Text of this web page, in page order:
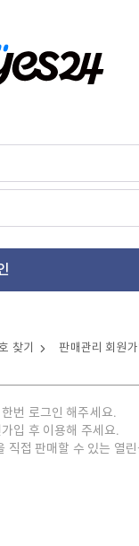
찾기 판매관리 회원가
번 로그인 해주세요.
입 후 이용해 주세요.
직접 판매할 수 있는 열